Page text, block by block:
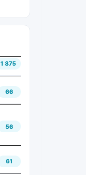
1 875
66
56
61